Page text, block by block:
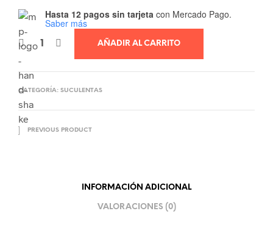
Hasta 12 pagos sin tarjeta con Mercado Pago.
Saber más
AÑADIR AL CARRITO
CATEGORÍA: SUCULENTAS
PREVIOUS PRODUCT
INFORMACIÓN ADICIONAL
VALORACIONES (0)